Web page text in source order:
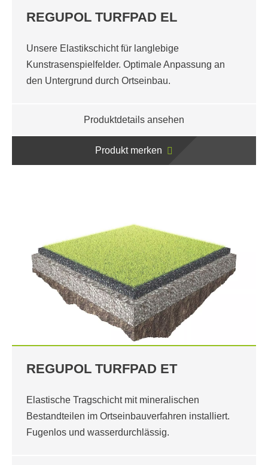
REGUPOL TURFPAD EL
Unsere Elastikschicht für langlebige
Kunstrasenspielfelder. Optimale Anpassung an
den Untergrund durch Ortseinbau.
Produktdetails ansehen
Produkt merken
REGUPOL TURFPAD ET
Elastische Tragschicht mit mineralischen
Bestandteilen im Ortseinbauverfahren installiert.
Fugenlos und wasserdurchlässig.